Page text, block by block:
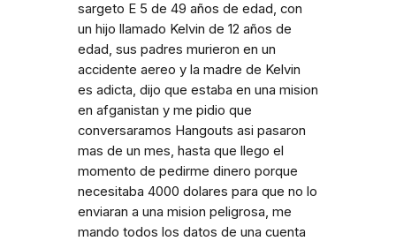
sargeto E 5 de 49 años de edad, con
un hijo llamado Kelvin de 12 años de
edad, sus padres murieron en un
accidente aereo y la madre de Kelvin
es adicta, dijo que estaba en una mision
en afganistan y me pidio que
conversaramos Hangouts asi pasaron
mas de un mes, hasta que llego el
momento de pedirme dinero porque
necesitaba 4000 dolares para que no lo
enviaran a una mision peligrosa, me
mando todos los datos de una cuenta